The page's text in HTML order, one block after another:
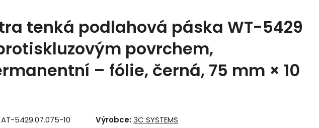
tenká podlahová páska WT-5429
povrchem,
– fólie, černá, 75 mm × 10
AT-5429.07.075-10 Výrobce:3C SYSTEMS